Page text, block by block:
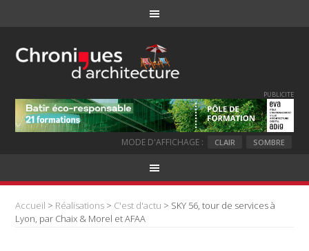
PUBLICITE
MODE D'AFFICHAGE : CLAIR SOMBRE
Accueil > Réalisations > C'est d'actu > SKY 56, tour de services à
Lyon, par Chaix & Morel et AFAA